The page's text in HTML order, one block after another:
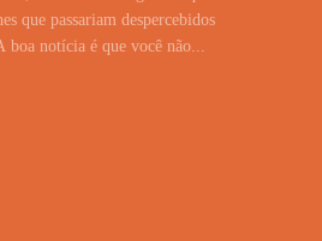
que passariam despercebidos
boa notícia é que você não...